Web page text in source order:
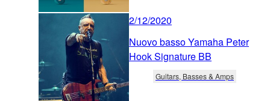
2/12/2020
Nuovo basso Yamaha Peter
Hook Signature BB
Guitars, Basses & Amps